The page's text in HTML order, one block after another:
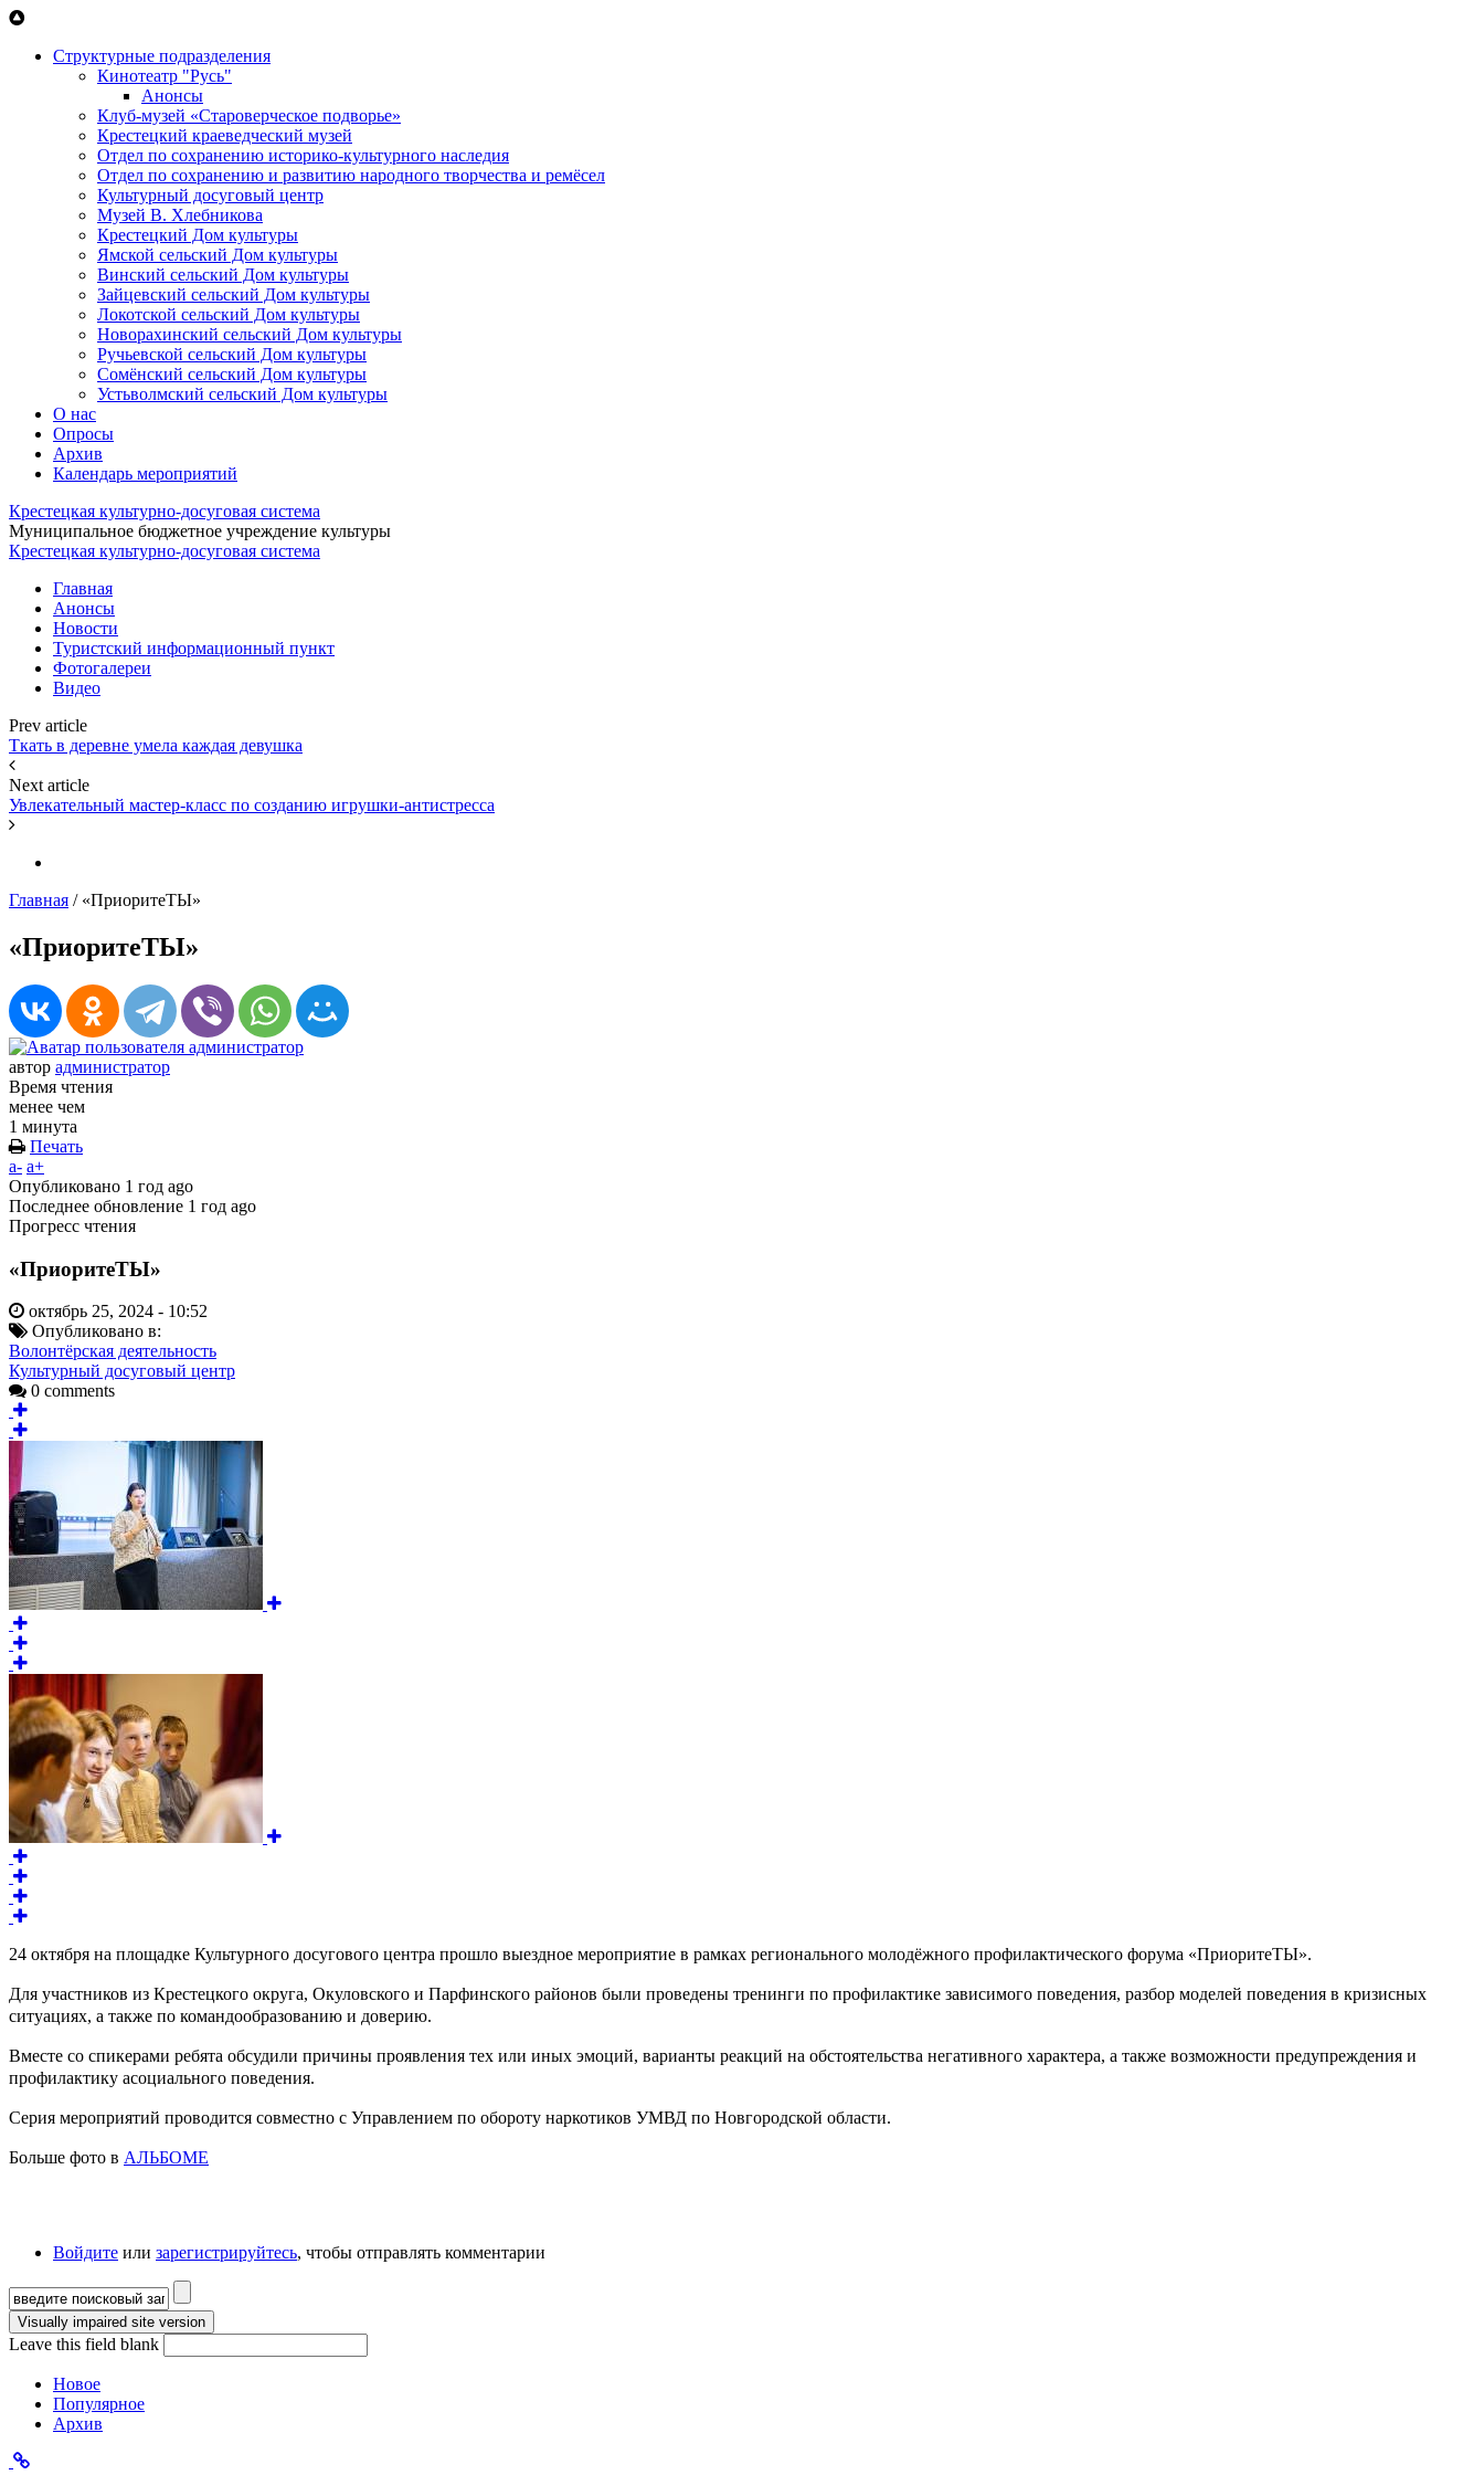
Перейти к основному содержанию
Структурные подразделения
Кинотеатр "Русь"
Анонсы
Клуб-музей «Староверческое подворье»
Крестецкий краеведческий музей
Отдел по сохранению историко-культурного наследия
Отдел по сохранению и развитию народного творчества и ремёсел
Культурный досуговый центр
Музей В. Хлебникова
Крестецкий Дом культуры
Ямской сельский Дом культуры
Винский сельский Дом культуры
Зайцевский сельский Дом культуры
Локотской сельский Дом культуры
Новорахинский сельский Дом культуры
Ручьевской сельский Дом культуры
Сомёнский сельский Дом культуры
Устьволмский сельский Дом культуры
О нас
Опросы
Архив
Календарь мероприятий
Крестецкая культурно-досуговая система
Муниципальное бюджетное учреждение культуры
Крестецкая культурно-досуговая система
Главная
Анонсы
Новости
Туристский информационный пункт
Фотогалереи
Видео
Prev article
Ткать в деревне умела каждая девушка
Next article
Увлекательный мастер-класс по созданию игрушки-антистресса
Главная / «ПриоритеТЫ»
«ПриоритеТЫ»
автор администратор
Время чтения
менее чем
1 минута
Печать
a- a+
Опубликовано 1 год ago
Последнее обновление 1 год ago
Прогресс чтения
«ПриоритеТЫ»
октябрь 25, 2024 - 10:52
Опубликовано в:
Волонтёрская деятельность
Культурный досуговый центр
0 comments
24 октября на площадке Культурного досугового центра прошло выездное мероприятие в рамках регионального молодёжного профилактического форума «ПриоритеТЫ».
Для участников из Крестецкого округа, Окуловского и Парфинского районов были проведены тренинги по профилактике зависимого поведения, разбор моделей поведения в кризисных
ситуациях, а также по командообразованию и доверию.
Вместе со спикерами ребята обсудили причины проявления тех или иных эмоций, варианты реакций на обстоятельства негативного характера, а также возможности предупреждения и
профилактику асоциального поведения.
Серия мероприятий проводится совместно с Управлением по обороту наркотиков УМВД по Новгородской области.
Больше фото в АЛЬБОМЕ
Войдите или зарегистрируйтесь, чтобы отправлять комментарии
Форма поиска
Leave this field blank
Новое
Популярное
Архив